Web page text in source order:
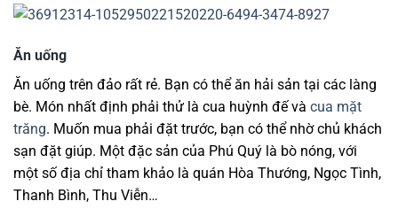
Ăn uống
Ăn uống trên đảo rất rẻ. Bạn có thể ăn hải sản tại các làng
bè. Món nhất định phải thử là cua huỳnh đế và cua mặt
trăng. Muốn mua phải đặt trước, bạn có thể nhờ chủ khách
sạn đặt giúp. Một đặc sản của Phú Quý là bò nóng, với
một số địa chỉ tham khảo là quán Hòa Thướng, Ngọc Tình,
Thanh Bình, Thu Viễn…